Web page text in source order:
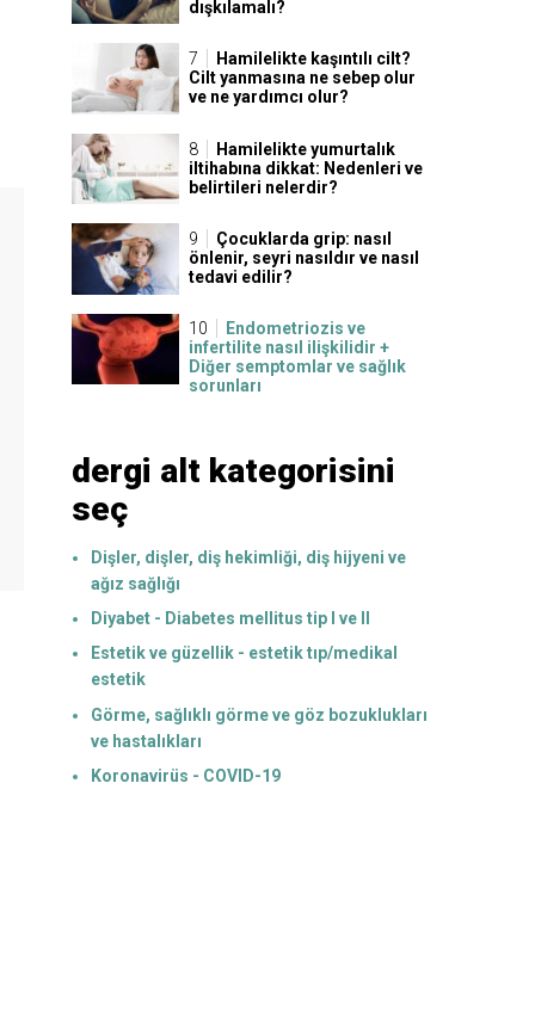
dışkılamalı?
Hamilelikte kaşıntılı cilt?
Cilt yanmasına ne sebep olur
ve ne yardımcı olur?
Hamilelikte yumurtalık
iltihabına dikkat: Nedenleri ve
belirtileri nelerdir?
Çocuklarda grip: nasıl
önlenir, seyri nasıldır ve nasıl
tedavi edilir?
Endometriozis ve
infertilite nasıl ilişkilidir +
Diğer semptomlar ve sağlık
sorunları
dergi alt kategorisini
seç
Dişler, dişler, diş hekimliği, diş hijyeni ve
ağız sağlığı
Diyabet - Diabetes mellitus tip I ve II
Estetik ve güzellik - estetik tıp/medikal
estetik
Görme, sağlıklı görme ve göz bozuklukları
ve hastalıkları
Koronavirüs - COVID-19